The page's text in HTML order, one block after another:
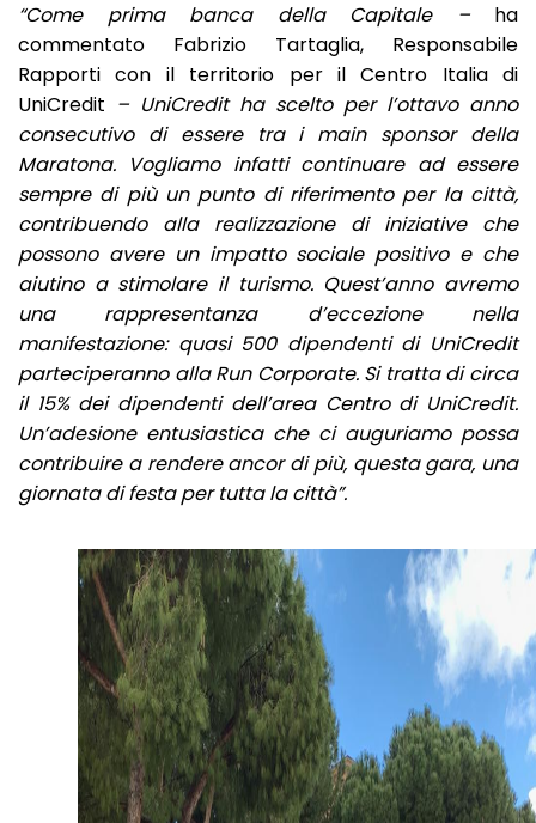
“Come prima banca della Capitale – ha
commentato Fabrizio Tartaglia, Responsabile
Rapporti con il territorio per il Centro Italia di
UniCredit – UniCredit ha scelto per l’ottavo anno
consecutivo di essere tra i main sponsor della
Maratona. Vogliamo infatti continuare ad essere
sempre di più un punto di riferimento per la città,
contribuendo alla realizzazione di iniziative che
possono avere un impatto sociale positivo e che
aiutino a stimolare il turismo. Quest’anno avremo
una rappresentanza d’eccezione nella
manifestazione: quasi 500 dipendenti di UniCredit
parteciperanno alla Run Corporate. Si tratta di circa
il 15% dei dipendenti dell’area Centro di UniCredit.
Un’adesione entusiastica che ci auguriamo possa
contribuire a rendere ancor di più, questa gara, una
giornata di festa per tutta la città”.